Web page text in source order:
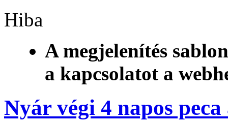
Hiba
A megjelenítés
a kapcsolatot a
Nyár végi 4 napos